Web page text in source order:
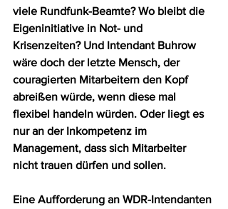
viele Rundfunk-Beamte? Wo bleibt die
Eigeninitiative in Not- und
Krisenzeiten? Und Intendant Buhrow
wäre doch der letzte Mensch, der
couragierten Mitarbeitern den Kopf
abreißen würde, wenn diese mal
flexibel handeln würden. Oder liegt es
nur an der Inkompetenz im
Management, dass sich Mitarbeiter
nicht trauen dürfen und sollen.
Eine Aufforderung an WDR-Intendanten